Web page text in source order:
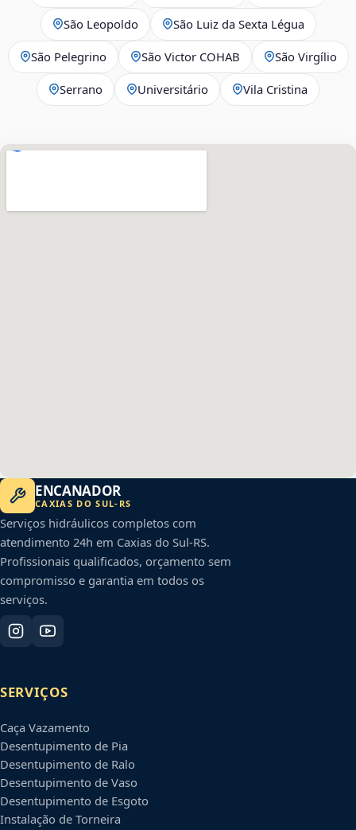
São Leopoldo São Luiz da Sexta Légua
São Pelegrino São Victor COHAB São Virgílio
Serrano Universitário Vila Cristina
ENCANADOR
CAXIAS DO SUL- RS
Serviços hidráulicos completos com
atendimento 24h em Caxias do Sul-RS.
Profissionais qualificados, orçamento sem
compromisso e garantia em todos os
serviços.
SERVIÇOS
Caça Vazamento
Desentupimento de Pia
Desentupimento de Ralo
Desentupimento de Vaso
Desentupimento de Esgoto
Instalação de Torneira